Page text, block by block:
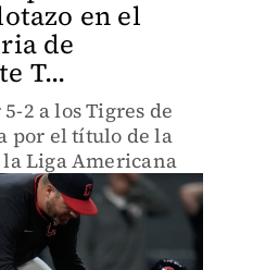
en el
de
T...
2 a los Tigres de
por el título de la
Liga Americana